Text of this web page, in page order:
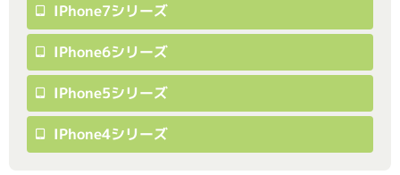
IPhone7シリーズ
IPhone6シリーズ
IPhone5シリーズ
IPhone4シリーズ